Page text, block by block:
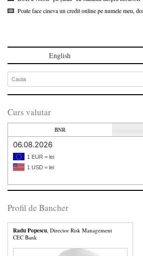
Poate face cineva un credit online pe numele meu,
English
Curs valutar
BNR
06.08.2026
1 EUR = lei
1 USD = lei
Profil de Bancher
Radu Popescu , Director Risk Management
CEC Bank